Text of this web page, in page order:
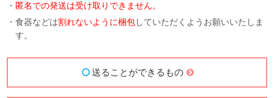
・ 匿名での発送は受け取りできません。
・食器などは割れないように梱包していただくようお願いいたしま
す。
送ることができるもの